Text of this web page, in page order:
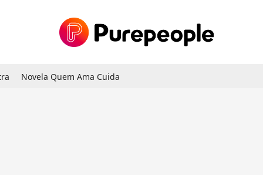
Novela Quem Ama Cuida